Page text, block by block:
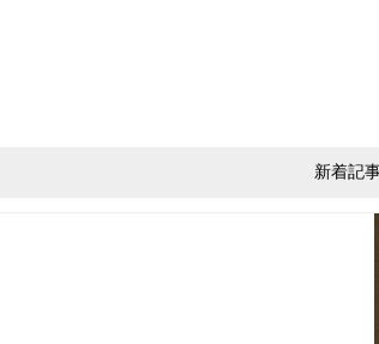
新着記